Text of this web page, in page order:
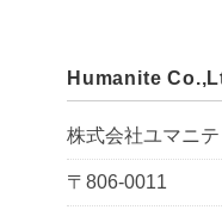
Humanite
株式会社ユマニテ
〒806-0011